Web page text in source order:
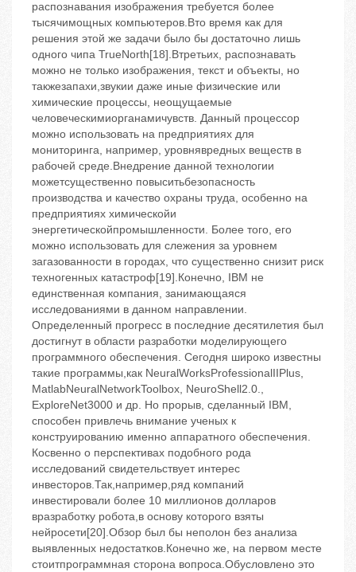
распознавания изображения требуется более
тысячимощных компьютеров.Вто время как для
решения этой же задачи было бы достаточно лишь
одного чипа TrueNorth[18].Втретьих, распознавать
можно не только изображения, текст и объекты, но
такжезапахи,звукии даже иные физические или
химические процессы, неощущаемые
человеческимиорганамичувств. Данный процессор
можно использовать на предприятиях для
мониторинга, например, уровнявредных веществ в
рабочей среде.Внедрение данной технологии
можетсущественно повыситьбезопасность
производства и качество охраны труда, особенно на
предприятиях химическойи
энергетическойпромышленности. Более того, его
можно использовать для слежения за уровнем
загазованности в городах, что существенно снизит риск
техногенных катастроф[19].Конечно, IBM не
единственная компания, занимающаяся
исследованиями в данном направлении.
Определенный прогресс в последние десятилетия был
достигнут в области разработки моделирующего
программного обеспечения. Сегодня широко известны
такие программы,как NeuralWorksProfessionalIIPlus,
MatlabNeuralNetworkToolbox, NeuroShell2.0.,
ExploreNet3000 и др. Но прорыв, сделанный IBM,
способен привлечь внимание ученых к
конструированию именно аппаратного обеспечения.
Косвенно о перспективах подобного рода
исследований свидетельствует интерес
инвесторов.Так,например,ряд компаний
инвестировали более 10 миллионов долларов
вразработку робота,в основу которого взяты
нейросети[20].Обзор был бы неполон без анализа
выявленных недостатков.Конечно же, на первом месте
стоитпрограммная сторона вопроса.Обусловлено это